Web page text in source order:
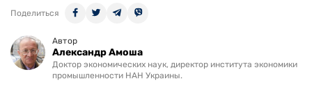
Поделиться
Автор
Александр Амоша
Доктор экономических наук, директор института экономики
промышленности НАН Украины.